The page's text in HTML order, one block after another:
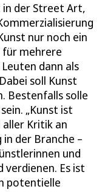
in der Street Art,
nur noch ein
für mehrere
dann als
soll Kunst
Bestenfalls solle
„Kunst ist
aller Kritik an
der Branche –
und
verdienen. Es ist
potentielle